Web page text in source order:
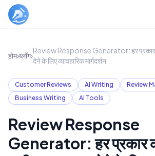
होम›ब्लॉग›
Review Response Generator: हर प्रकार
देने के लिए व्यावहारिक मार्गदर्शन
Customer Reviews AI Writing
Review
Business Writing
AI Tools
Review Response
Generator: हर प्रकार